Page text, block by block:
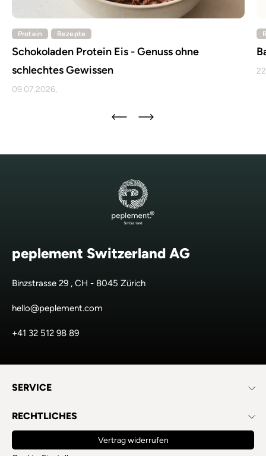
Protein Rezepte
Schokoladen Protein Eis - Genuss ohne
schlechtes Gewissen
09.07.2026,
peplement Switzerland AG
Binzstrasse 29 , CH - 8045 Zürich
hello@peplement.com
+41 32 512 98 89
SERVICE
RECHTLICHES
Vertrag widerrufen